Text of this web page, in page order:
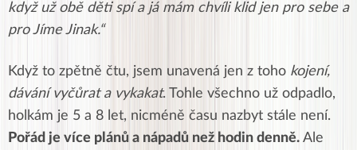
když už obě děti spí a já mám chvíli klid jen pro sebe a
pro Jíme Jinak.“
Když to zpětně čtu, jsem unavená jen z toho kojení,
dávání vyčůrat a vykakat. Tohle všechno už odpadlo,
holkám je 5 a 8 let, nicméně času nazbyt stále není.
Pořád je více plánů a nápadů než hodin denně. Ale